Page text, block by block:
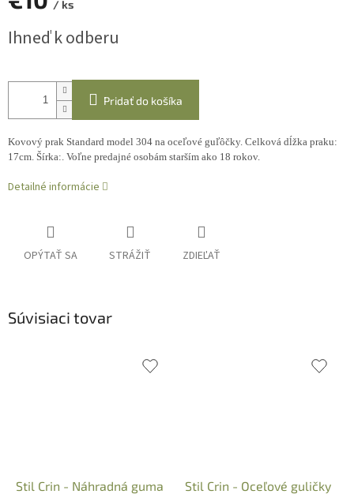
/ ks
cena:
Ihneď k odberu
Pridať do košíka
Kovový prak Standard model 304 na oceľové guľôčky. Celková dĺžka praku:
17cm. Šírka:. Voľne predajné osobám starším ako 18 rokov.
Detailné informácie
OPÝTAŤ SA STRÁŽIŤ ZDIEĽAŤ
Súvisiaci tovar
Stil Crin - Náhradná guma
Stil Crin - Oceľové guličky